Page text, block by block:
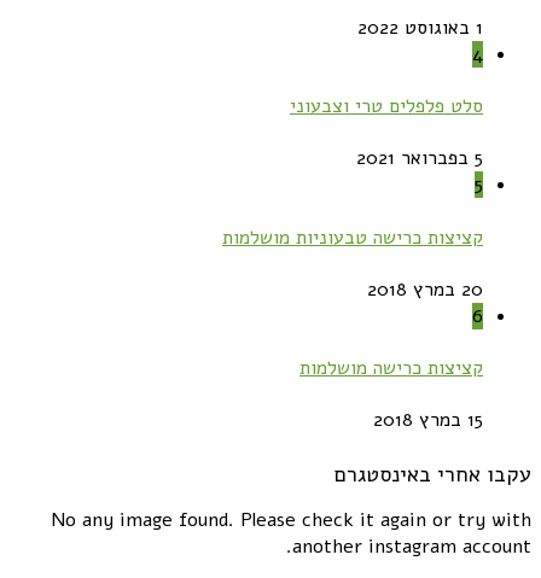
1 באוגוסט 2022
4
סלט פלפלים טרי וצבעוני
5 בפברואר 2021
5
קציצות כרישה טבעוניות מושלמות
20 במרץ 2018
6
קציצות כרישה מושלמות
15 במרץ 2018
עקבו אחרי באינסטגרם
No any image found. Please check it again or try with
another instagram account.